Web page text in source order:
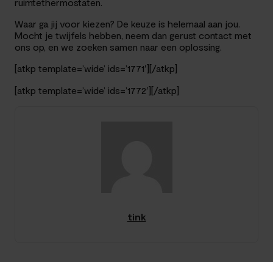
Waar ga jij voor kiezen? De keuze is helemaal aan jou.
Mocht je twijfels hebben, neem dan gerust contact met
ons op, en we zoeken samen naar een oplossing.
[atkp template=’wide’ ids=’1771′][/atkp]
[atkp template=’wide’ ids=’1772′][/atkp]
tink